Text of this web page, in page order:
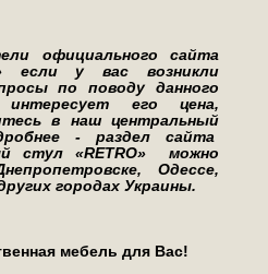
официального сайта
если у вас возникли
по поводу данного
его цена,
в наш центральный
- раздел сайта
стул «RETRO»
можно
Одессе,
городах Украины.
мебель для Вас!